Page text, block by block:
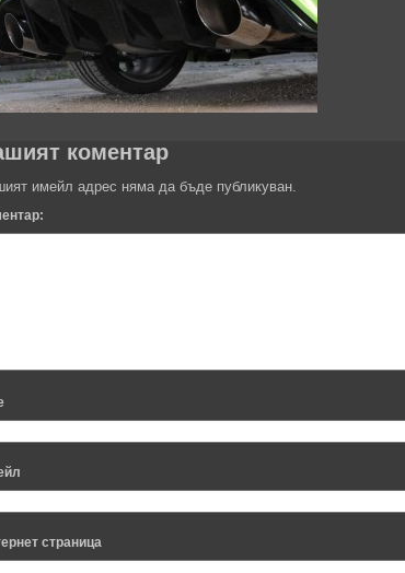
коментар
имейл адрес няма да бъде публикуван.
страница